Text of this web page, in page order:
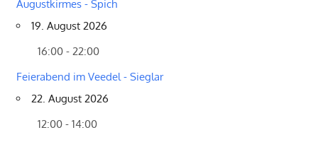
Augustkirmes - Spich
19. August 2026
16:00 - 22:00
Feierabend im Veedel - Sieglar
22. August 2026
12:00 - 14:00